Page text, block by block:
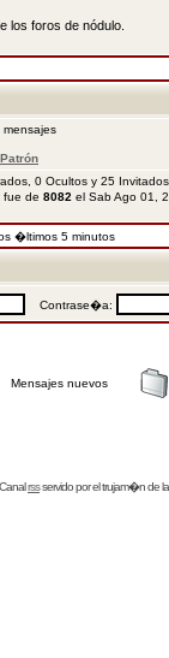
los foros de nódulo.
mensajes
0 Ocultos y 25
fue de 8082 el Sab Ago 01,
�ltimos 5 minutos
Contrase�a:
Mensajes nuevos
Canalrssservido por eltrujam�nde